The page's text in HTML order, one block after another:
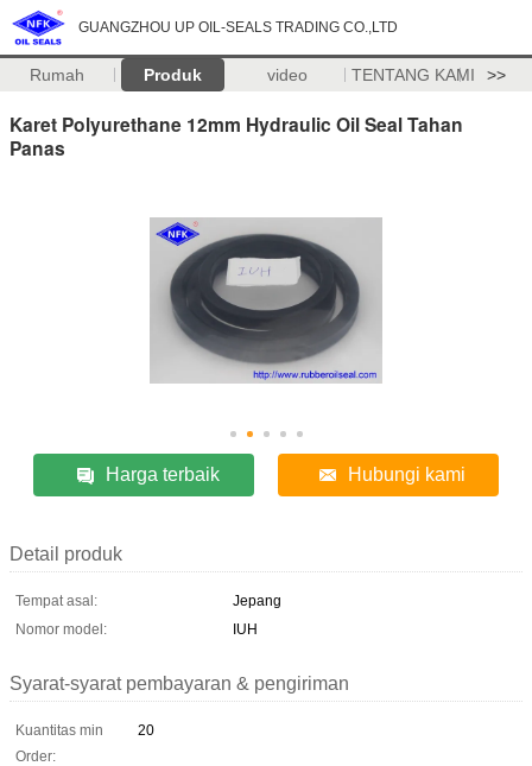
GUANGZHOU UP OIL-SEALS TRADING CO.,LTD
Rumah Produk video TENTANG KAMI >>
Karet Polyurethane 12mm Hydraulic Oil Seal Tahan
Panas
Harga terbaik Hubungi kami
Detail produk
Tempat asal:
Jepang
Nomor model:
IUH
Syarat-syarat pembayaran & pengiriman
Kuantitas min
Order:
20